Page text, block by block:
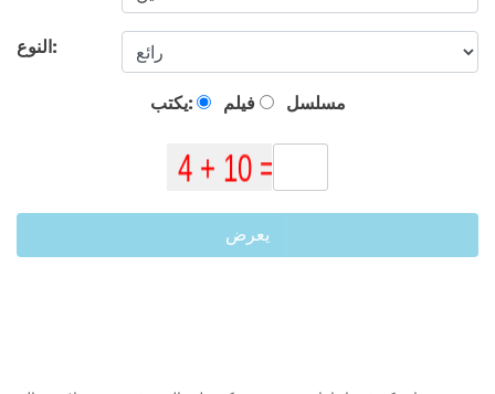
النوع:
يكتب: فيلم مسلسل
يعرض